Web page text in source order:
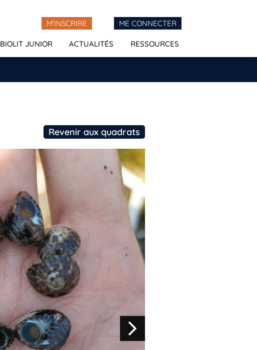
M'INSCRIRE ME CONNECTER
BIOLIT JUNIOR ACTUALITÉS RESSOURCES
Revenir aux quadrats